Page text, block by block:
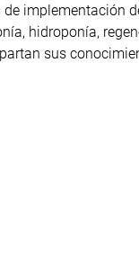
implementación
hidroponía,
sus